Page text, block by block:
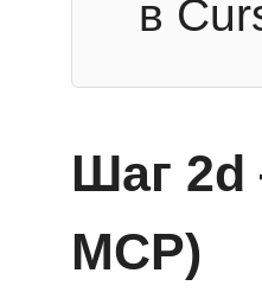
в
Шаг 2d
MCP)